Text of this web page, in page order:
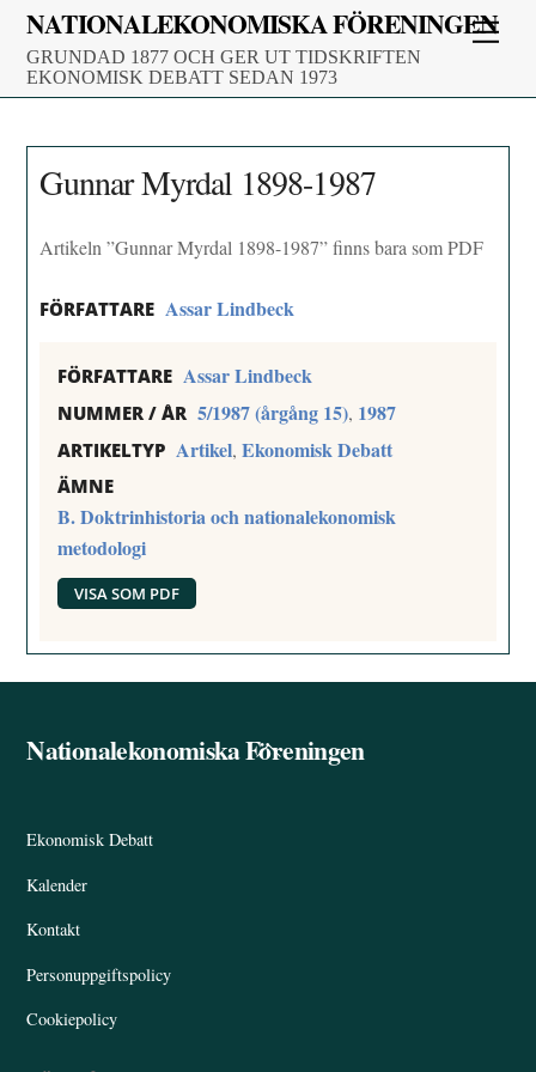
Skip
content
NATIONALEKONOMISKA FÖRENINGEN
GRUNDAD 1877 OCH GER UT TIDSKRIFTEN
EKONOMISK DEBATT SEDAN 1973
Gunnar Myrdal 1898-1987
Artikeln ”Gunnar Myrdal 1898-1987” finns bara som PDF
FÖRFATTARE Assar Lindbeck
FÖRFATTARE Assar Lindbeck
NUMMER / ÅR 5/1987 (årgång 15), 1987
ARTIKELTYP Artikel,Ekonomisk Debatt
ÄMNE
B. Doktrinhistoria och nationalekonomisk
metodologi
VISA SOM PDF
Back
Nationalekonomiska Föreningen
Ekonomisk Debatt
Kalender
Kontakt
Personuppgiftspolicy
Cookiepolicy